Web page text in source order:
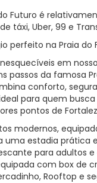
Futuro é
táxi, Uber, 99 e
perfeito na Praia do
em
passos da famosa
conforto,
para quem
pontos de
modernos,
uma estadia prática
para adultos e
com box de
Rooftop e